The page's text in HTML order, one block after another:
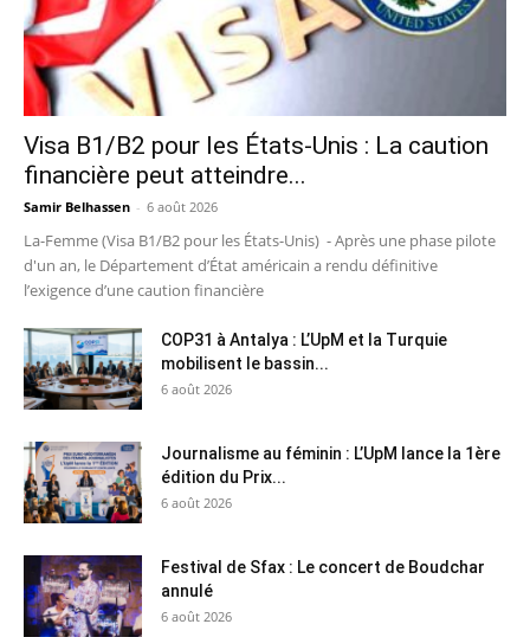
Visa B1/B2 pour les États-Unis : La caution
financière peut atteindre...
Samir Belhassen - 6 août 2026
La-Femme (Visa B1/B2 pour les États-Unis) - Après une phase pilote
d'un an, le Département d’État américain a rendu définitive
l’exigence d’une caution financière
COP31 à Antalya : L’UpM et la Turquie
mobilisent le bassin...
6 août 2026
Journalisme au féminin : L’UpM lance la 1ère
édition du Prix...
6 août 2026
Festival de Sfax : Le concert de Boudchar
annulé
6 août 2026